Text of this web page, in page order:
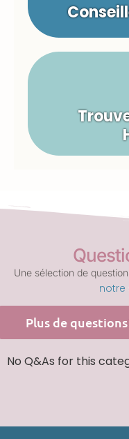
Une sélection de
notre
Plus de questions
No Q&As for this